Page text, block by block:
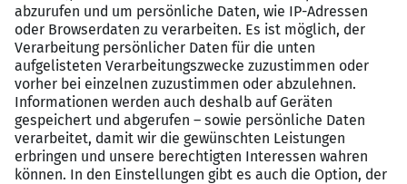
bringst Deine Fähigkeiten und Stärken in
Projekten ein.
Rahmenbedingungen
Dauer des Studiums
3 Jahre